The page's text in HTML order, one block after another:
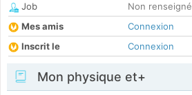
Job
Non renseigné
Mes amis
Connexion
Inscrit le
Connexion
Mon physique et+